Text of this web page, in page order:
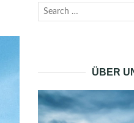
Search
ÜBER